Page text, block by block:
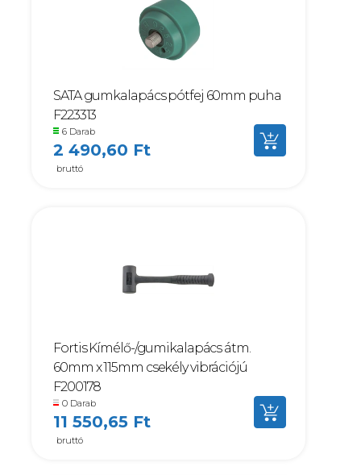
SATA gumkalapács pótfej 60mm puha
F223313
6 Darab
2 490,60 Ft
bruttó
Fortis Kímélő-/gumikalapács átm.
60mm x 115mm csekély vibrációjú
F200178
0 Darab
11 550,65 Ft
bruttó